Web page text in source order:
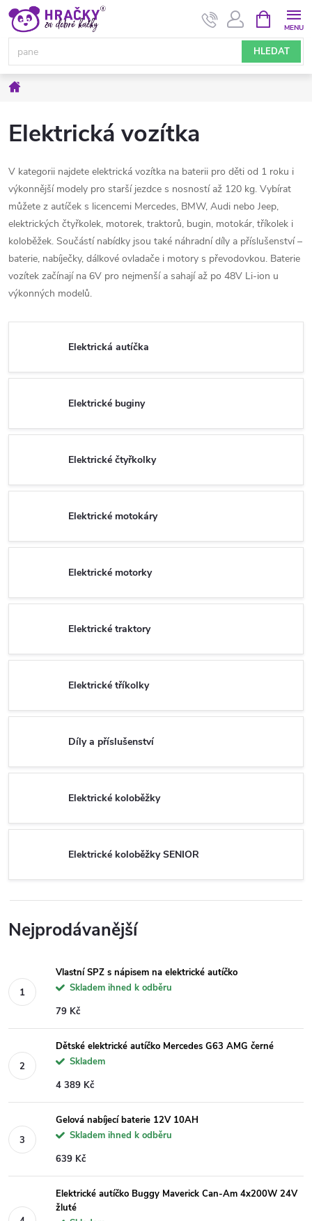
Přejít
obsah
HLEDAT
NÁKUPNÍ
KOŠÍK
Elektrická vozítka
V kategorii najdete elektrická vozítka na baterii pro děti od 1 roku i
výkonnější modely pro starší jezdce s nosností až 120 kg. Vybírat
můžete z autíček s licencemi Mercedes, BMW, Audi nebo Jeep,
elektrických čtyřkolek, motorek, traktorů, bugin, motokár, tříkolek i
koloběžek. Součástí nabídky jsou také náhradní díly a příslušenství –
baterie, nabíječky, dálkové ovladače i motory s převodovkou. Baterie
vozítek začínají na 6V pro nejmenší a sahají až po 48V Li-ion u
výkonných modelů.
Elektrická autíčka
Elektrické buginy
Elektrické čtyřkolky
Elektrické motokáry
Elektrické motorky
Elektrické traktory
Elektrické tříkolky
Díly a příslušenství
Elektrické koloběžky
Elektrické koloběžky SENIOR
Nejprodávanější
Vlastní SPZ s nápisem na elektrické autíčko
Skladem ihned k odběru
79 Kč
Dětské elektrické autíčko Mercedes G63 AMG černé
Skladem
4 389 Kč
Gelová nabíjecí baterie 12V 10AH
Skladem ihned k odběru
639 Kč
Elektrické autíčko Buggy Maverick Can-Am 4x200W 24V
žluté